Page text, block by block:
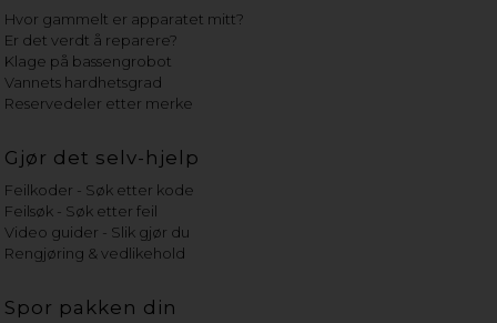
Hvor gammelt er apparatet mitt?
Er det verdt å reparere?
Klage på bassengrobot
Vannets hardhetsgrad
Reservedeler etter merke
Gjør det selv-hjelp
Feilkoder - Søk etter kode
Feilsøk - Søk etter feil
Video guider - Slik gjør du
Rengjøring & vedlikehold
Spor pakken din